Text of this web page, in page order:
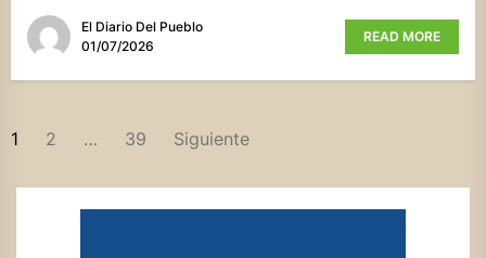
El Diario Del Pueblo
01/07/2026
READ MORE
PAGINACIÓN
ENTRADAS
1 2 … 39 Siguiente